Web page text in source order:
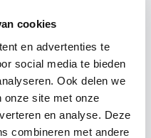
cookies
en advertenties te
social media te bieden
Ook delen we
onze site met onze
en analyse. Deze
combineren met andere
sfeervol en charmant
bij een natuurlijke of
precisie-laseren zijn
en zijn de randen
contrast en